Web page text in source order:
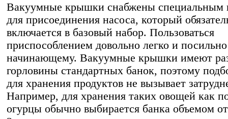
Вакуумные крышки снабжены специальным
для присоединения насоса, который
включается в базовый набор. Пользоваться
приспособлением довольно легко и
начинающему. Вакуумные крышки имеют
горловины стандартных банок, поэтому
для хранения продуктов не вызывает
Например, для хранения таких овощей как
огурцы обычно выбирается банка объемом